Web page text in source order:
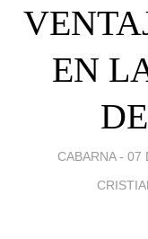
EN
CABARNA - 07